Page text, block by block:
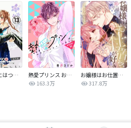
ハチミツにはつこい
熱愛プリンス お兄ちゃんはキミが好き
163.3万
お嬢様はお仕置きが好き
317.8万